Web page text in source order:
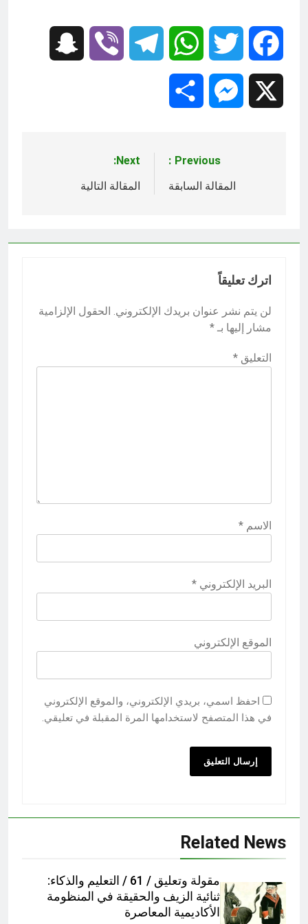
الظلم والظلام والمادة المظلمة
12 ساعة Ago Facebook
Twitter
WhatsApp
Telegram
Viber
Messenger
المقالات
Previous:
المقالة السابقة
Next:
المقالة التالية
اترك تعليقاً
لن يتم نشر عنوان بريدك الإلكتروني. الحقول الإلزامية
مشار إليها بـ *
التعليق *
الاسم *
البريد الإلكتروني *
الموقع الإلكتروني
احفظ اسمي، بريدي الإلكتروني، والموقع الإلكتروني
في هذا المتصفح لاستخدامها المرة المقبلة في تعليقي.
Related News
مقولة وتعليق / 61 / التعليم والذكاء:
ثنائية الزيف والحقيقة في المنظومة
الأكاديمية المعاصرة